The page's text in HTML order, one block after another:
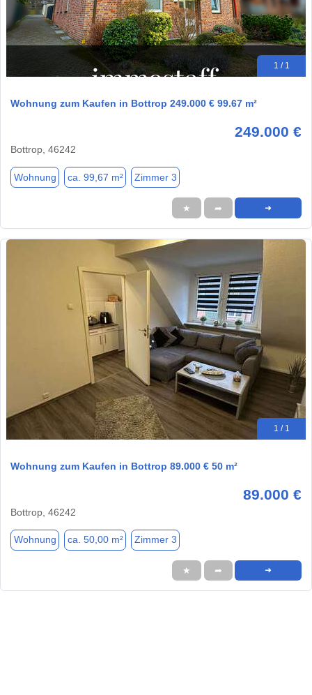
1 / 1
Wohnung zum Kaufen in Bottrop 249.000 € 99.67 m²
249.000 €
Bottrop, 46242
Wohnung ca. 99,67 m² Zimmer 3
★ ➦ ➜
1 / 1
Wohnung zum Kaufen in Bottrop 89.000 € 50 m²
89.000 €
Bottrop, 46242
Wohnung ca. 50,00 m² Zimmer 3
★ ➦ ➜